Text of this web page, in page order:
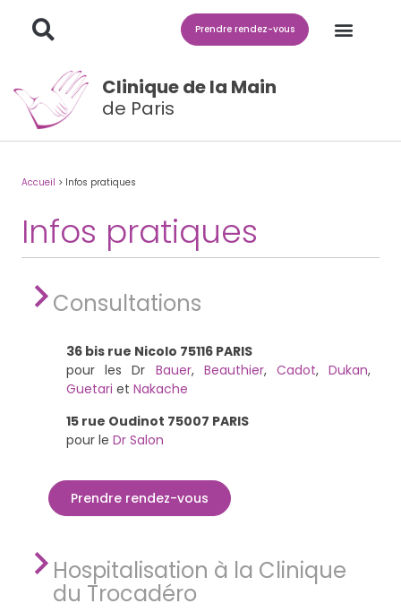
Clinique de la Main
de Paris
Prendre rendez-vous
Accueil > Infos pratiques
Infos pratiques
Consultations
36 bis rue Nicolo 75116 PARIS
pour les Dr Bauer, Beauthier, Cadot,Dukan,
Guetari et Nakache
15 rue Oudinot 75007 PARIS
pour le Dr Salon
Prendre rendez-vous
Hospitalisation à la Clinique
du Trocadéro